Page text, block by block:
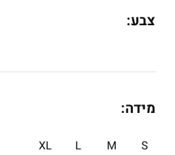
צבע:
מידה:
S
M
L
XL